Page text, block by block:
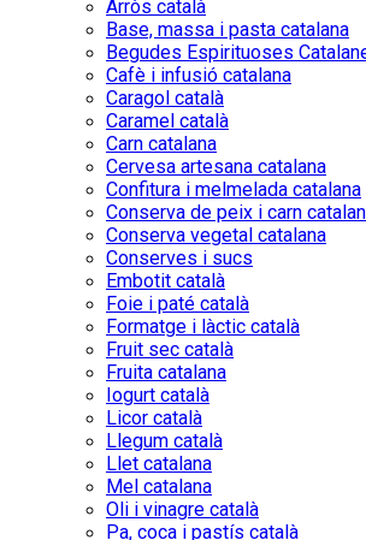
Arròs català
Base, massa i pasta catalana
Begudes Espirituoses
Cafè i infusió catalana
Caragol català
Caramel català
Carn catalana
Cervesa artesana catalana
Confitura i melmelada catalana
Conserva de peix i carn
Conserva vegetal catalana
Conserves i sucs
Embotit català
Foie i paté català
Formatge i làctic català
Fruit sec català
Fruita catalana
Iogurt català
Licor català
Llegum català
Llet catalana
Mel catalana
Oli i vinagre català
Pa, coca i pastís català